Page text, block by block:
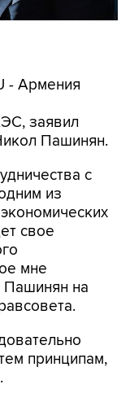
- Армения
заявил
Пашинян.
с
из
свое
мне
Пашинян на
принципам,